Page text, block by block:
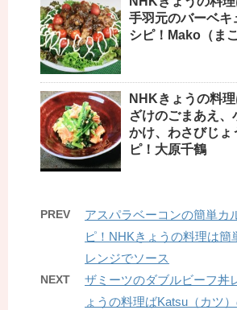
手羽元のバーベキ
シピ！Mako（ま
NHKきょうの料
ざけのごまあえ、
かけ、わさびじょ
ピ！大原千鶴
PREV
アスパラベーコンの簡単カ
ピ！NHKきょうの料理は簡
レンジでソース
NEXT
ザミーツのダブルビーフ丼
ょうの料理ばKatsu（カツ